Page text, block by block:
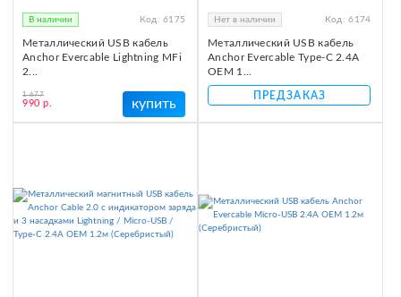
В наличии Код: 6175
Металлический USB кабель
Anchor Evercable Lightning MFi
2...
1 677
990 р. купить
Нет в наличии Код: 6174
Металлический USB кабель
Anchor Evercable Type-C 2.4A
OEM 1...
ПРЕДЗАКАЗ